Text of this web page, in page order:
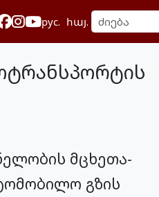
рус. հայ.
მცხეთა-
გზის